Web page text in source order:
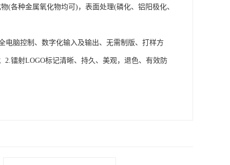
(各种金属氧化物均可)，表面处理(磷化、铝阳极化、
电脑控制、数字化输入及输出、无需制版、打样方
镭射LOGO标记清晰、持久、美观，退色、有效防